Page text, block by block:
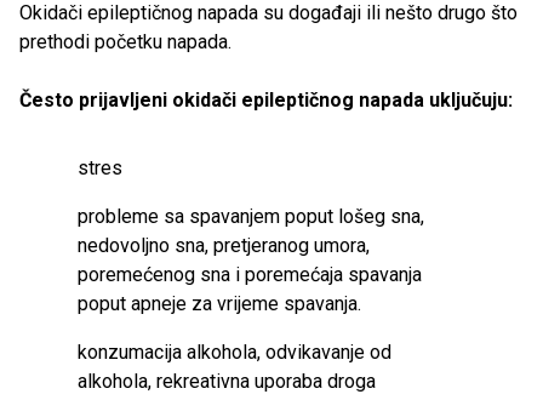
Okidači epileptičnog napada su događaji ili nešto drugo što
prethodi početku napada.
Često prijavljeni okidači epileptičnog napada uključuju:
stres
probleme sa spavanjem poput lošeg sna,
nedovoljno sna, pretjeranog umora,
poremećenog sna i poremećaja spavanja
poput apneje za vrijeme spavanja.
konzumacija alkohola, odvikavanje od
alkohola, rekreativna uporaba droga